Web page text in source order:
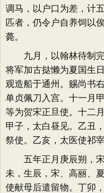
调马，以户口为差，计
匹者，仍令户自养饲以
薨。
九月，以翰林待制完
将军加古挞懒为夏国生
观造船于通州。赐尚书
单贞佩刀入宫。十一月
等为贺宋正旦使。十二
甲子，太白昼见。乙丑
祭使。乙亥，太医使祁
五年正月庚辰朔，宋
未，生辰，宋、高丽、
使献母后遣留物。丁卯